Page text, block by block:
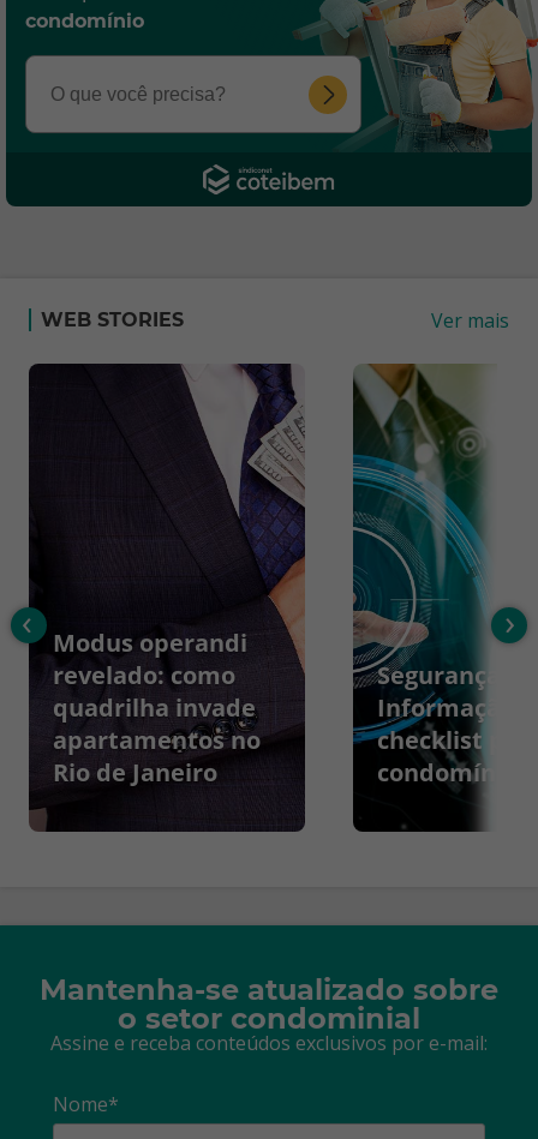
condomínio
WEB STORIES Ver mais
Modus operandi
revelado: como
quadrilha invade
apartamentos no
Rio de Janeiro
Segurança da
Informação:
checklist
condomínios
‹ ›
Mantenha-se atualizado sobre
o setor condominial
Assine e receba conteúdos exclusivos por e-mail:
Nome*